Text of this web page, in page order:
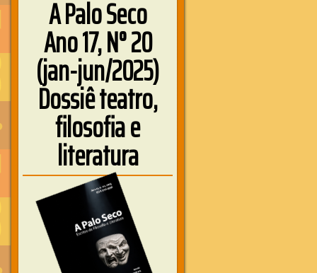
A Palo Seco
Ano 17, N° 20
(jan-jun/2025)
Dossiê teatro,
filosofia e
literatura